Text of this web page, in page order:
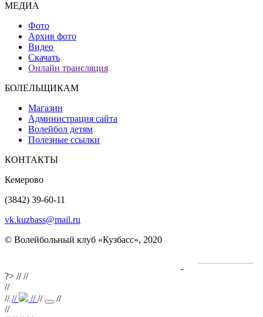
МЕДИА
Фото
Архив фото
Видео
Скачать
Онлайн трансляция
БОЛЕЛЬЩИКАМ
Магазин
Администрация сайта
Волейбол детям
Полезные ссылки
КОНТАКТЫ
Кемерово
(3842) 39-60-11
vk.kuzbass@mail.ru
© Волейбольный клуб «Кузбасс», 2020
?> ////
//
//// ////
//
//